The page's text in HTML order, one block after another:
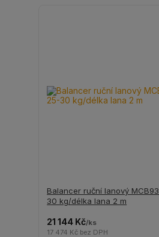
Balancer ruční lanový
30 kg/délka lana 2 m
21 144 Kč/ks
17 474 Kč bez DPH